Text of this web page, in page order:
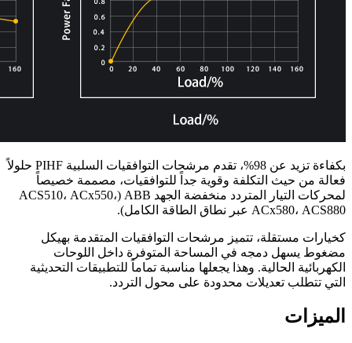
بكفاءة تزيد عن 98%، تقدم مرشحات التوافقيات السلبية PIHF حلولاً
فعالة من حيث التكلفة وقوية جداً للتوافقيات، مصممة خصيصاً
لمحركات التيار المتردد منخفضة الجهد ABB (ACS510، ACx550،
ACx580، ACS880 عبر نطاق الطاقة الكامل).
كخيارات مستقلة، تتميز مرشحات التوافقيات المتقدمة بهيكل
مضغوط يسهل دمجه في المساحة المتوفرة داخل اللوحات
الكهربائية الحالية. وهذا يجعلها مناسبة تماماً للتطبيقات التحديثية
التي تتطلب تعديلات محدودة على محول التردد.
الميزات